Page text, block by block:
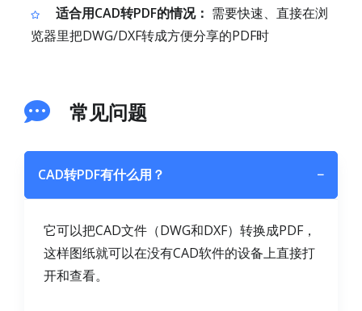
适合用CAD转PDF的情况： 需要快速、直接在浏
览器里把DWG/DXF转成方便分享的PDF时
常见问题
CAD转PDF有什么用？ −
它可以把CAD文件（DWG和DXF）转换成PDF，
这样图纸就可以在没有CAD软件的设备上直接打
开和查看。